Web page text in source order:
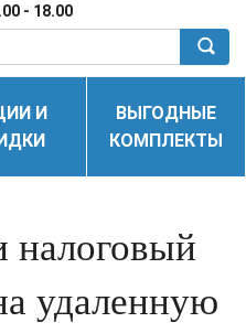
- 18.00
И
ВЫГОДНЫЕ
КОМПЛЕКТЫ
налоговый
удаленную